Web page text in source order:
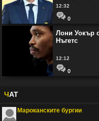
12:32
0
Лони Уокър
Нъгетс
12:12
0
ЧАТ
Мароканските бургии